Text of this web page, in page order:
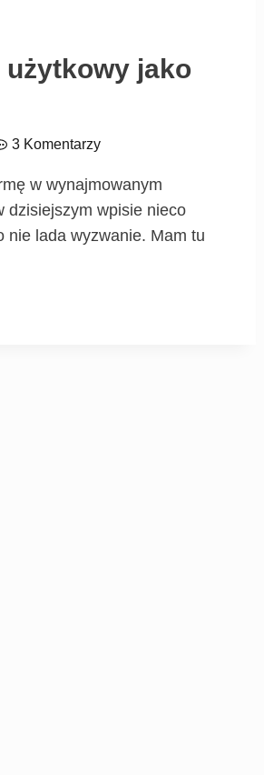
użytkowy jako
3 Komentarzy
w wynajmowanym
dzisiejszym wpisie nieco
nie lada wyzwanie. Mam tu